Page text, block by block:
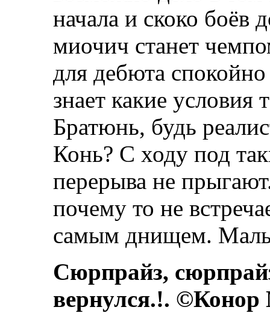
начала и скоко боёв
миочич станет
для дебюта
знает какие условия
Братюнь, будь
Конь? С ходу под
перерыва не
почему то не
самым днищем.
Сюрпрайз,
вернулся.!.